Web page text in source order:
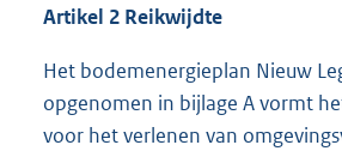
Artikel 2 Reikwijdte
Het bodemenergieplan Nieuw
opgenomen in bijlage A vormt
voor het verlenen van